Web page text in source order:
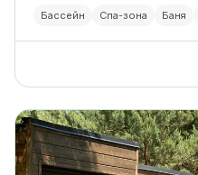
Бассейн Спа-зона Баня